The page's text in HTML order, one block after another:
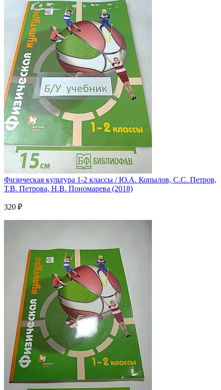
Физическая культура 1-2 классы / Ю.А. Копылов, С.С. Петров,
Т.В. Петрова, Н.В. Пономарева (2018)
320 ₽